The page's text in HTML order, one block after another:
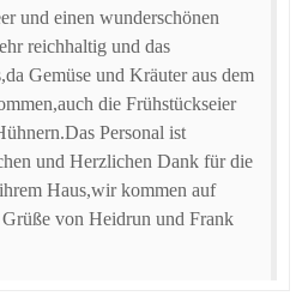
und einen wunderschönen
reichhaltig und das
Gemüse und Kräuter aus dem
die Frühstückseier
Personal ist
und Herzlichen Dank für die
Haus,wir kommen auf
von Heidrun und Frank